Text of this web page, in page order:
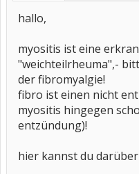
hallo,
myositis ist eine
"weichteilrheuma",-
der fibromyalgie!
fibro ist einen nicht
myositis hingegen
entzündung)!
hier kannst du